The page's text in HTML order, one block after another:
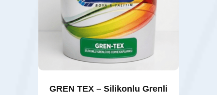
Seçenekler
GREN TEX – Silikonlu Grenli